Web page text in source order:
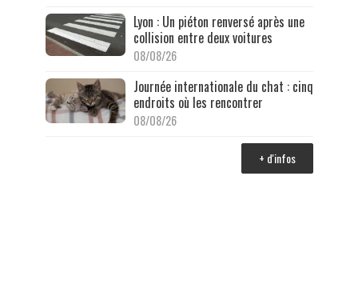
Lyon : Un piéton renversé après une
collision entre deux voitures
08/08/26
Journée internationale du chat : cinq
endroits où les rencontrer
08/08/26
+ d'infos